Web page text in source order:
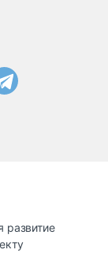
развитие